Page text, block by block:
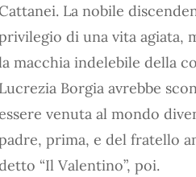
Cattanei. La nobile
di una vita agiata,
macchia indelebile della
Lucrezia Borgia avrebbe
venuta al mondo
prima, e del fratello
“Il Valentino”, poi.